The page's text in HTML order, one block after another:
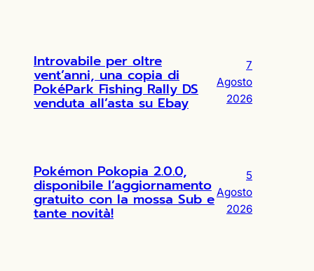
Introvabile per oltre
vent’anni, una copia di
PokéPark Fishing Rally DS
venduta all’asta su Ebay
7
Agosto
2026
Pokémon Pokopia 2.0.0,
disponibile l’aggiornamento
gratuito con la mossa Sub e
tante novità!
5
Agosto
2026